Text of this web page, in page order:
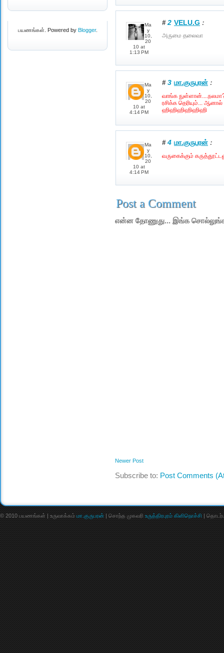
பயணங்கள். Powered by Blogger.
Ma
y
10,
20
10 at
1:13 PM
# 2 VELU.G :
அருமை தலைவா
Ma
y
10,
20
10 at
4:14 PM
# 3 மா.குருபரன் :
வாங்க
ரசிக்க தெரியும்...
ஹிஹிஹிஹிஹிஹி
Ma
y
10,
20
10 at
4:14 PM
# 4 மா.குருபரன் :
வருகைக்கும்
Post a Comment
என்ன தோணுது... இங்க
Newer Post
Subscribe to: Post Comments
© 2010 பயணங்கள் | உருவாக்கம் மா.குருபரன் | சொந்த முகவரி உருத்திரபுரம் கிளிநொச்சி |